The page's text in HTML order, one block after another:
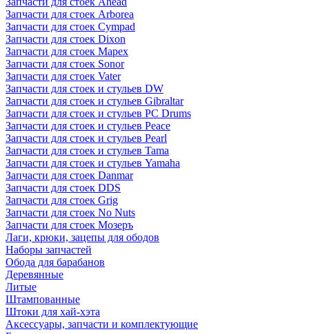
Запчасти для стоек Arborea
Запчасти для стоек Cympad
Запчасти для стоек Dixon
Запчасти для стоек Mapex
Запчасти для стоек Sonor
Запчасти для стоек Vater
Запчасти для стоек и стульев DW
Запчасти для стоек и стульев Gibraltar
Запчасти для стоек и стульев PC Drums
Запчасти для стоек и стульев Peace
Запчасти для стоек и стульев Pearl
Запчасти для стоек и стульев Tama
Запчасти для стоек и стульев Yamaha
Запчасти для стоек Danmar
Запчасти для стоек DDS
Запчасти для стоек Grig
Запчасти для стоек No Nuts
Запчасти для стоек Мозеръ
Лаги, крюки, зацепы для ободов
Наборы запчастей
Обода для барабанов
Деревянные
Литые
Штампованные
Штоки для хай-хэта
Аксессуары, запчасти и комплектующие